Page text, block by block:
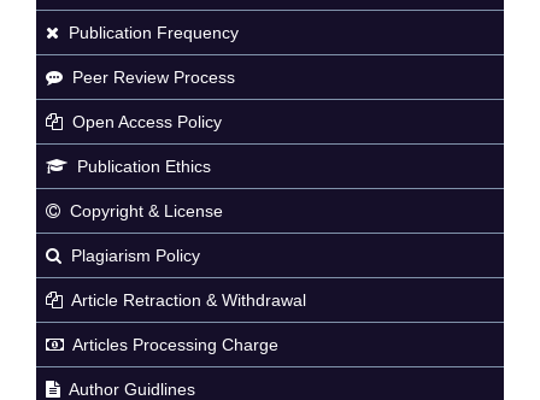
Publication Frequency
Peer Review Process
Open Access Policy
Publication Ethics
Copyright & License
Plagiarism Policy
Article Retraction & Withdrawal
Articles Processing Charge
Author Guidlines